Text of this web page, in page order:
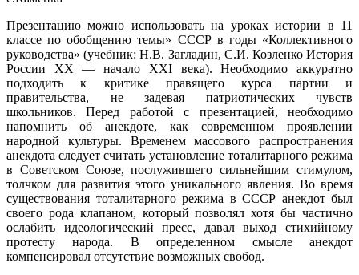
Презентацию можно использовать на уроках истории в 11
классе по обобщению темы» СССР в годы «Коллективного
руководства» (учебник: Н.В. Загладин, С.И. Козленко История
России ХХ — начало XXI века). Необходимо аккуратно
подходить к критике правящего курса партии и
правительства, не задевая патриотических чувств
школьников. Перед работой с презентацией, необходимо
напомнить об анекдоте, как современном проявлении
народной культуры. Временем массового распространения
анекдота следует считать установление тоталитарного режима
в Советском Союзе, послужившего сильнейшим стимулом,
толчком для развития этого уникального явления. Во время
существования тоталитарного режима в СССР анекдот был
своего рода клапаном, который позволял хотя бы частично
ослабить идеологический пресс, давал выход стихийному
протесту народа. В определенном смысле анекдот
компенсировал отсутствие возможных свобод.